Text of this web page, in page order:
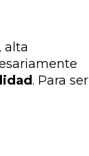
alta
. Para ser